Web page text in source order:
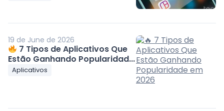
19 de June de 2026
7 Tipos de Aplicativos Que
Estão Ganhando Popularidad...
Aplicativos